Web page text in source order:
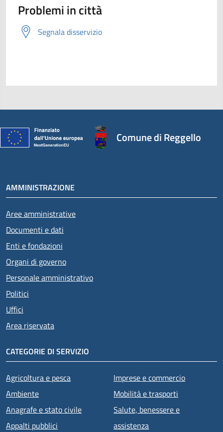
Problemi in città
Segnala disservizio
Comune di Reggello
AMMINISTRAZIONE
Aree amministrative
Documenti e dati
Enti e fondazioni
Organi di governo
Personale amministrativo
Politici
Uffici
Area riservata
CATEGORIE DI SERVIZIO
Agricoltura e pesca
Ambiente
Anagrafe e stato civile
Appalti pubblici
Imprese e commercio
Mobilità e trasporti
Salute, benessere e
assistenza